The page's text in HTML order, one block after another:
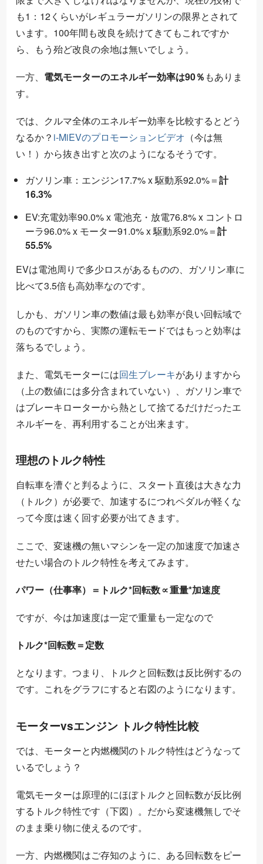
も1：12くらいがレギュラーガソリンの限界とされて
います。100年間も改良を続けてきてもこれですか
ら、もう殆ど改良の余地は無いでしょう。
一方、 電気モーターのエネルギー効率は90％ もありま
す。
では、クルマ全体のエネルギー効率を比較するとどう
なるか？ i-MiEVのプロモーションビデオ （今は無
い！）から抜き出すと次のようになるそうです。
ガソリン車：エンジン17.7% x 駆動系92.0%＝計
16.3%
EV:充電効率90.0% x 電池充・放電76.8% x コントロ
ーラ96.0% x モーター91.0% x 駆動系92.0%＝計
55.5%
EVは電池周りで多少ロスがあるものの、ガソリン車に
比べて3.5倍も高効率なのです。
しかも、ガソリン車の数値は最も効率が良い回転域で
のものですから、実際の運転モードではもっと効率は
落ちるでしょう。
また、電気モーターには回生ブレーキがありますから
（上の数値には多分含まれていない）、ガソリン車で
はブレーキローターから熱として捨てるだけだったエ
ネルギーを、再利用することが出来ます。
理想のトルク特性
自転車を漕ぐと判るように、スタート直後は大きな力
（トルク）が必要で、加速するにつれペダルが軽くな
って今度は速く回す必要が出てきます。
ここで、変速機の無いマシンを一定の加速度で加速さ
せたい場合のトルク特性を考えてみます。
パワー（仕事率）＝ トルク*回転数∝重量*加速度
ですが、今は加速度は一定で重量も一定なので
トルク*回転数＝定数
となります。つまり、トルクと回転数は反比例するの
です。これをグラフにすると右図のようになります。
モーターvsエンジン トルク特性比較
では、モーターと内燃機関のトルク特性はどうなって
いるでしょう？
電気モーターは原理的にほぼトルクと回転数が反比例
するトルク特性です（下図）。だから変速機無しでそ
のまま乗り物に使えるのです。
一方、内燃機関はご存知のように、ある回転数をピー